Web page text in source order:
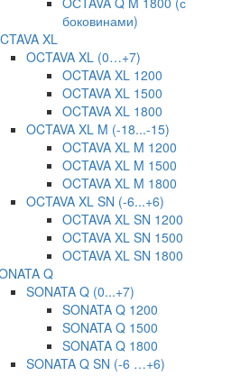
боковинами)
XL
OCTAVA XL (0…+7)
OCTAVA XL 1200
OCTAVA XL 1500
OCTAVA XL 1800
OCTAVA XL M (-18...-15)
OCTAVA XL M 1200
OCTAVA XL M 1500
OCTAVA XL M 1800
OCTAVA XL SN (-6...+6)
OCTAVA XL SN 1200
OCTAVA XL SN 1500
OCTAVA XL SN 1800
Q
SONATA Q (0...+7)
SONATA Q 1200
SONATA Q 1500
SONATA Q 1800
SONATA Q SN (-6 …+6)